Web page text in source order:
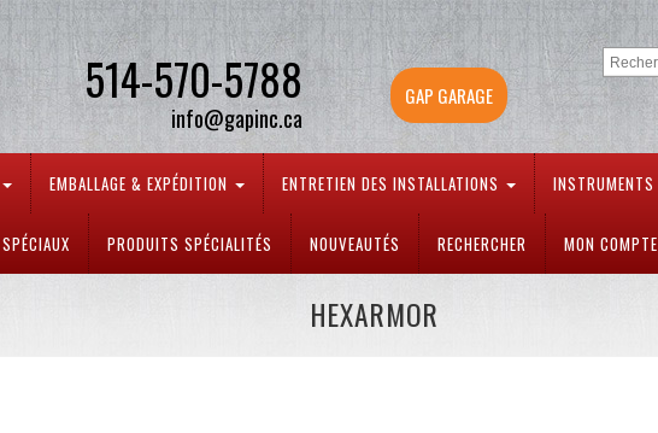
514-570-5788
info@gapinc.ca
GAP GARAGE
EMBALLAGE & EXPÉDITION ENTRETIEN DES INSTALLATIONS INSTRUMENTS
PRODUITS SPÉCIALITÉS NOUVEAUTÉS RECHERCHER MON COMPTE
HEXARMOR